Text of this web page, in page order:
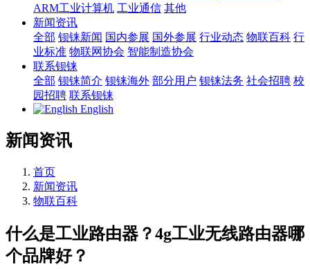
ARM工业计算机 工业通信 其他
新闻资讯
全部 钡铼新闻 国内参展 国外参展 行业动态 物联百科 行
业标准 物联网协会 智能制造协会
联系钡铼
全部 钡铼简介 钡铼海外 部分用户 钡铼法务 社会招聘 校
园招聘 联系钡铼
English
新闻资讯
首页
新闻资讯
物联百科
什么是工业路由器？4g工业无线路由器哪
个品牌好？